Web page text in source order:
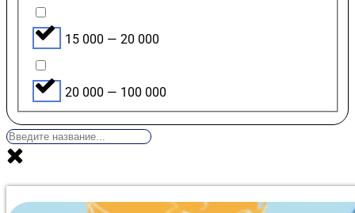
15 000 — 20 000
20 000 — 100 000